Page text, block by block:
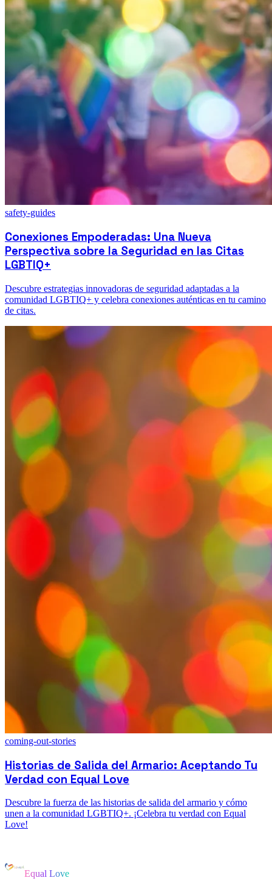
safety-guides
Conexiones Empoderadas: Una Nueva
Perspectiva sobre la Seguridad en las Citas
LGBTIQ+
Descubre estrategias innovadoras de seguridad adaptadas a la
comunidad LGBTIQ+ y celebra conexiones auténticas en tu camino
de citas.
coming-out-stories
Historias de Salida del Armario: Aceptando Tu
Verdad con Equal Love
Descubre la fuerza de las historias de salida del armario y cómo
unen a la comunidad LGBTIQ+. ¡Celebra tu verdad con Equal
Love!
Equal Love